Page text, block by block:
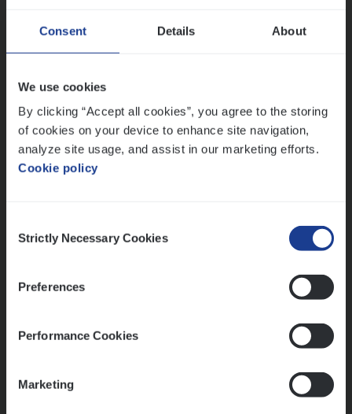
Consent Details About
We use cookies
By clicking “Accept all cookies”, you agree to the storing
of cookies on your device to enhance site navigation,
analyze site usage, and assist in our marketing efforts.
Cookie policy
Selection
Strictly Necessary Cookies
Preferences
Performance Cookies
Marketing
Advisor/​Configuratie ana­lyst Part­ner in
Benefits
Insurance Operations
Beveren
versterken
Thalia zoekt graag oplossingen, in games én op het
Ons sollicitatieproces